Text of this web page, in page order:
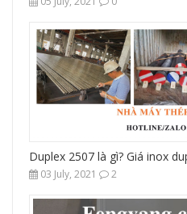
Duplex 2507 là gì? Giá inox
03 July, 2021 2